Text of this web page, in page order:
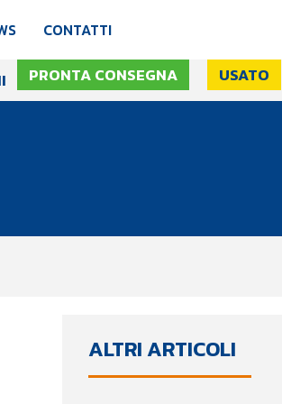
CONTATTI
PRONTA CONSEGNA USATO
ALTRI ARTICOLI